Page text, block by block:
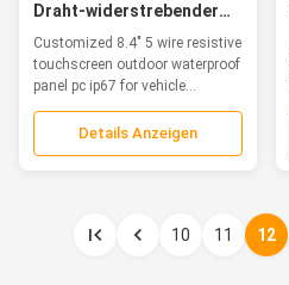
Draht-widerstrebender
Touch Screen PC für
Fahrzeug
Customized 8.4" 5 wire resistive
touchscreen outdoor waterproof
panel pc ip67 for vehicle...
Details Anzeigen
10 11 12